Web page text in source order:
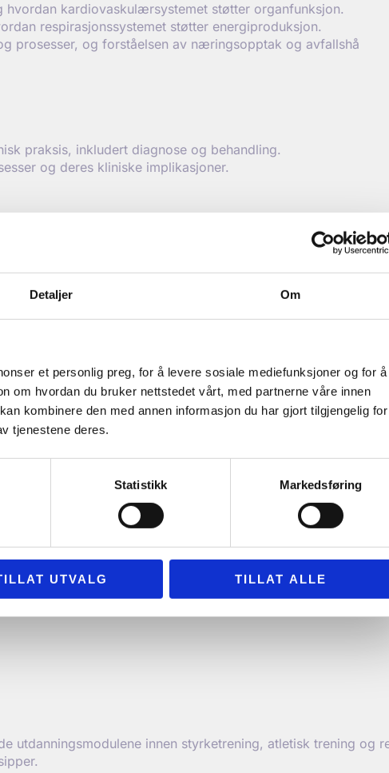
Detaljer Om
et personlig preg, for å levere sosiale mediefunksjoner og for å
om hvordan du bruker nettstedet vårt, med partnerne våre innen
kombinere den med annen informasjon du har gjort tilgjengelig for
tjenestene deres.
Statistikk Markedsføring
UTVALG TILLAT ALLE
kardiovaskulærsystemet støtter organfunksjon.
respirasjonssystemet støtter energiproduksjon.
prosesser, og forståelsen av næringsopptak og avfallshå
praksis, inkludert diagnose og behandling.
og deres kliniske implikasjoner.
av menneskekroppen på et molekylært, cellulært og
at du lærer gjennom de mest moderne og effektive
din kunnskap praktisk, og forberede deg for en
du kan anvende omfattende fysiologisk kunnskap for å
utdanningsmodulene innen styrketrening, atletisk trening og